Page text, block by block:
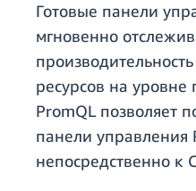
Готовые панели
мгновенно
ресурсов на
PromQL позволяет
панели управления
непосредственно к